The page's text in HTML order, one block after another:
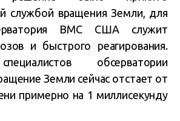
службой вращения Земли, для
ВМС США служит
и быстрого реагирования.
обсерватории
Земли сейчас отстает от
примерно на 1 миллисекунду